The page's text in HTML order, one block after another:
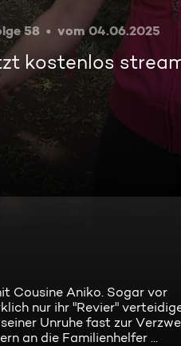
58 vom 04.06.2025
kostenlos
Cousine Aniko. Sogar vor
nur ihr "Revier"
Unruhe fast zur
an die Familienhelfer ...